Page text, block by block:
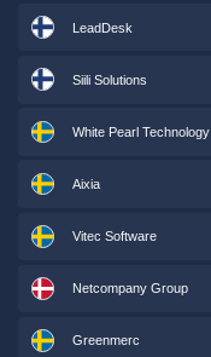
LeadDesk
Siili Solutions
White Pearl Technology
Aixia
Vitec Software
Netcompany Group
Greenmerc